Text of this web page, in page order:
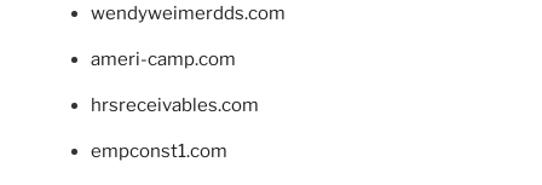
wendyweimerdds.com
ameri-camp.com
hrsreceivables.com
empconst1.com